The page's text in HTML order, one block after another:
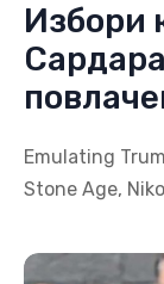
Избори
Emulating
Stone Age,